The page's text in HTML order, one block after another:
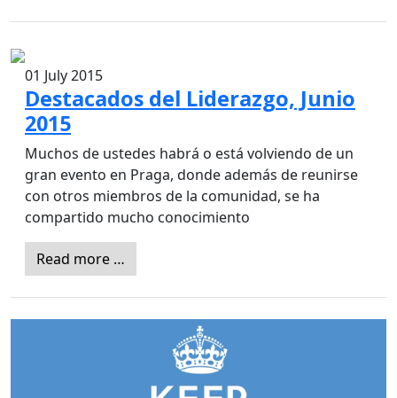
01 July 2015
Destacados del Liderazgo, Junio
2015
Muchos de ustedes habrá o está volviendo de un
gran evento en Praga, donde además de reunirse
con otros miembros de la comunidad, se ha
compartido mucho conocimiento
Read more …